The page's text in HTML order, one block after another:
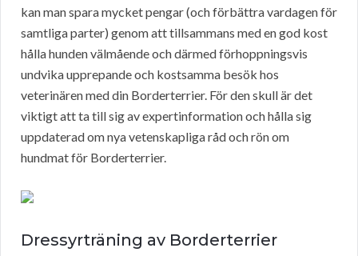
kan man spara mycket pengar (och förbättra vardagen för
samtliga parter) genom att tillsammans med en god kost
hålla hunden välmående och därmed förhoppningsvis
undvika upprepande och kostsamma besök hos
veterinären med din Borderterrier. För den skull är det
viktigt att ta till sig av expertinformation och hålla sig
uppdaterad om nya vetenskapliga råd och rön om
hundmat för Borderterrier.
Dressyrträning av Borderterrier